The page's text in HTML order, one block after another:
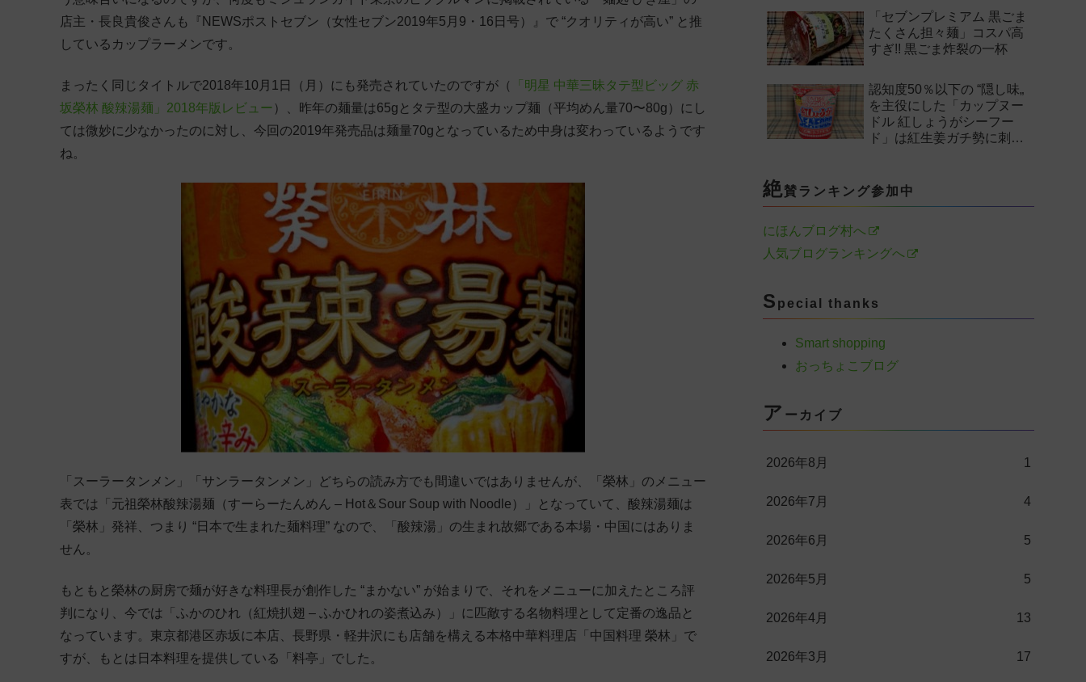
店主・長良貴俊さんも『NEWSポストセブン（女性セブン2019年5月9・16日号）』で “クオリティが高い” と推
しているカップラーメンです。
まったく同じタイトルで2018年10月1日（月）にも発売されていたのですが（
「明星 中華三昧タテ型ビッグ 赤
坂榮林 酸辣湯麺」2018年版レビュー ）、昨年の麺量は65gとタテ型の大盛カップ麺（平均めん量70〜80g）にし
ては微妙に少なかったのに対し、今回の2019年発売品は麺量70gとなっているため中身は変わっているようです
ね。
「スーラータンメン」「サンラータンメン」どちらの読み方でも間違いではありませんが、「榮林」のメニュー
表では「元祖榮林酸辣湯麺（すーらーたんめん – Hot＆Sour Soup with Noodle）」となっていて、酸辣湯麺は
「榮林」発祥、つまり “日本で生まれた麺料理” なので、「酸辣湯」の生まれ故郷である本場・中国にはありま
せん。
もともと榮林の厨房で麺が好きな料理長が創作した “まかない” が始まりで、それをメニューに加えたところ評
判になり、今では「ふかのひれ（紅焼扒翅 – ふかひれの姿煮込み）」に匹敵する名物料理として定番の逸品と
なっています。東京都港区赤坂に本店、長野県・軽井沢にも店舗を構える本格中華料理店「中国料理 榮林」で
すが、もとは日本料理を提供している「料亭」でした。
「セブンプレミアム 黒ごま
たくさん担々麺」コスパ高
すぎ!! 黒ごま炸裂の一杯
認知度50％以下の “隠し味„
を主役にした「カップヌー
ドル 紅しょうがシーフー
ド」は紅生姜ガチ勢に刺さ
絶賛ランキング参加中
にほんブログ村へ
人気ブログランキングへ
S pecial thanks
Smart shopping
おっちょこブログ
ア ーカイブ
2026年8月 1
2026年7月 4
2026年6月 5
2026年5月 5
2026年4月 13
2026年3月 17